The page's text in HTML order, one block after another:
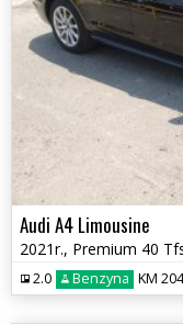
Audi A4 Limousine
2.0 Benzyna KM 204